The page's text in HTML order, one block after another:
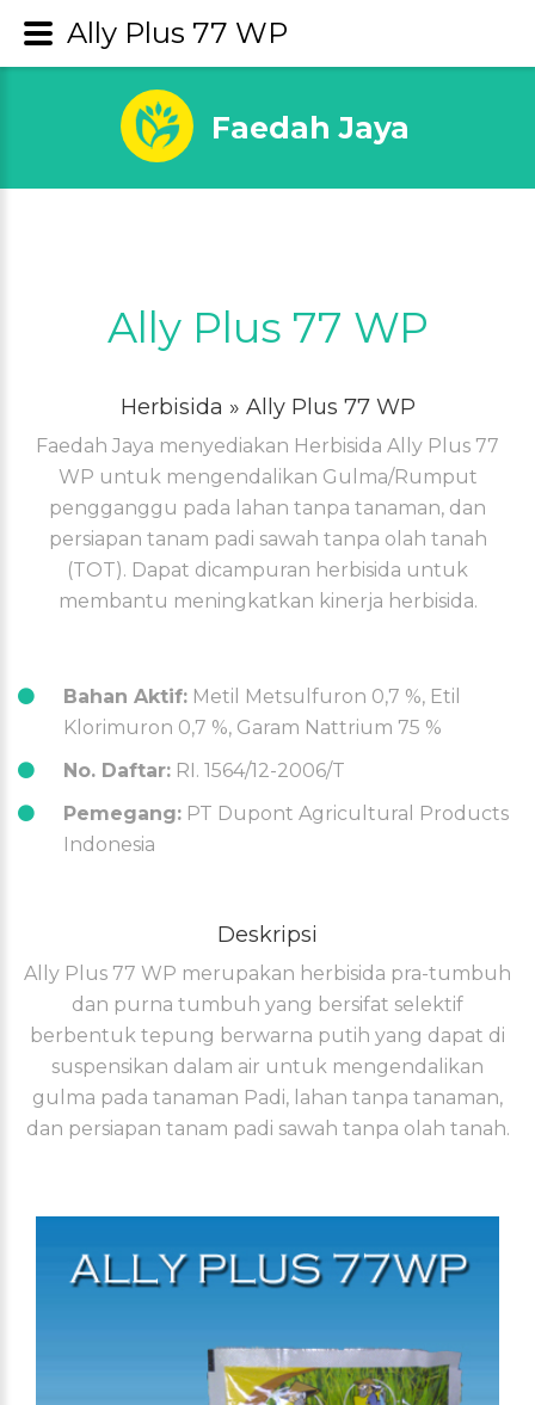
Faedah Jaya
Ally Plus 77 WP
Herbisida » Ally Plus 77 WP
Faedah Jaya menyediakan Herbisida Ally Plus 77
WP untuk mengendalikan Gulma/Rumput
pengganggu pada lahan tanpa tanaman, dan
persiapan tanam padi sawah tanpa olah tanah
(TOT). Dapat dicampuran herbisida untuk
membantu meningkatkan kinerja herbisida.
Bahan Aktif: Metil Metsulfuron 0,7 %, Etil
Klorimuron 0,7 %, Garam Nattrium 75 %
No. Daftar: RI. 1564/12-2006/T
Pemegang: PT Dupont Agricultural Products
Indonesia
Deskripsi
Ally Plus 77 WP merupakan herbisida pra-tumbuh
dan purna tumbuh yang bersifat selektif
berbentuk tepung berwarna putih yang dapat di
suspensikan dalam air untuk mengendalikan
gulma pada tanaman Padi, lahan tanpa tanaman,
dan persiapan tanam padi sawah tanpa olah tanah.
Ally Plus 77 WP